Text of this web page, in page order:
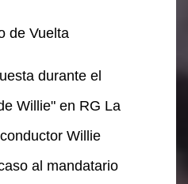
de Vuelta
durante el
Willie" en RG La
Willie
al mandatario